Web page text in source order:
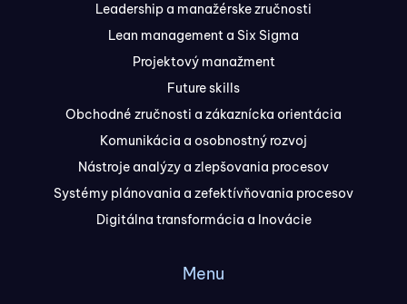
Leadership a manažérske zručnosti
Lean management a Six Sigma
Projektový manažment
Future skills
Obchodné zručnosti a zákaznícka orientácia
Komunikácia a osobnostný rozvoj
Nástroje analýzy a zlepšovania procesov
Systémy plánovania a zefektívňovania procesov
Digitálna transformácia a Inovácie
Menu